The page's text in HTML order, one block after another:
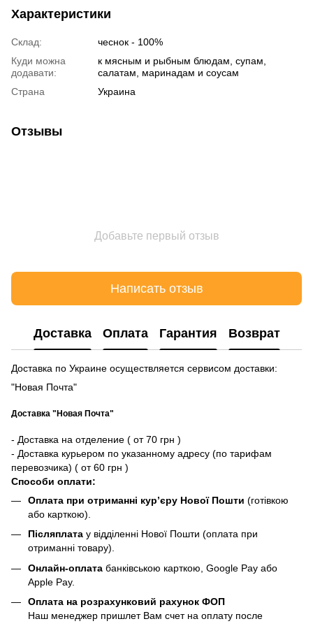
Характеристики
Склад:
чеснок - 100%
Куди можна
додавати:
к мясным и рыбным блюдам, супам,
салатам, маринадам и соусам
Страна
Украина
Отзывы
Добавьте первый отзыв
Написать отзыв
Доставка Оплата Гарантия Возврат
Доставка по Украине осуществляется сервисом доставки:
"Новая Почта"
Доставка "Новая Почта"
- Доставка на отделение ( от 70 грн )
- Доставка курьером по указанному адресу (по тарифам
перевозчика) ( от 60 грн )
Способи оплати:
Оплата при отриманні кур’єру Нової Пошти (готівкою
або карткою).
Післяплата у відділенні Нової Пошти (оплата при
отриманні товару).
Онлайн-оплата банківською карткою, Google Pay або
Apple Pay.
Оплата на розрахунковий рахунок ФОП
Наш менеджер пришлет Вам счет на оплату после